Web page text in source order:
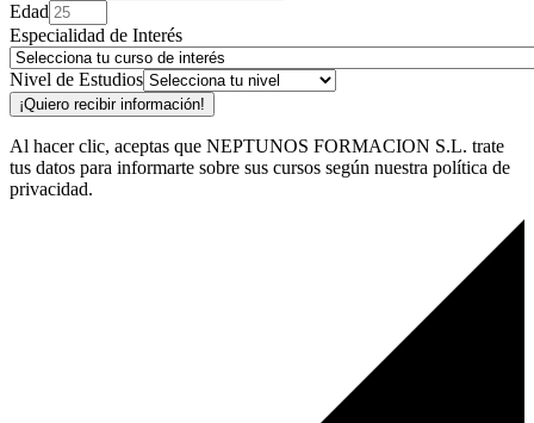
Edad
Especialidad de Interés
Nivel de Estudios
¡Quiero recibir información!
Al hacer clic, aceptas que NEPTUNOS FORMACION S.L. trate
tus datos para informarte sobre sus cursos según nuestra política de
privacidad.